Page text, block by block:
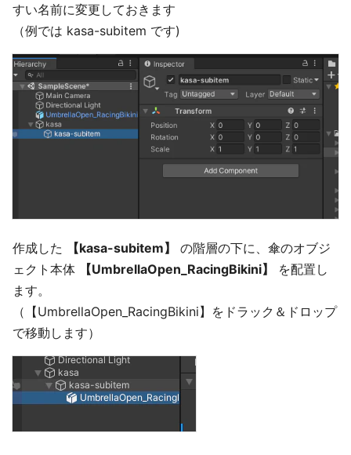
すい名前に変更しておきます
（例では kasa-subitem です)
作成した 【kasa-subitem】
の階層の下に、傘のオブジ
ェクト本体
【UmbrellaOpen_RacingBikini】
を配置し
ます。
（【UmbrellaOpen_RacingBikini】をドラック＆ドロップ
で移動します）